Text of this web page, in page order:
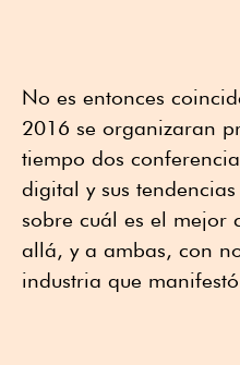
No es entonces
2016 se organizaran
tiempo dos
digital y sus
sobre cuál es el mejor
allá, y a ambas, con
industria que